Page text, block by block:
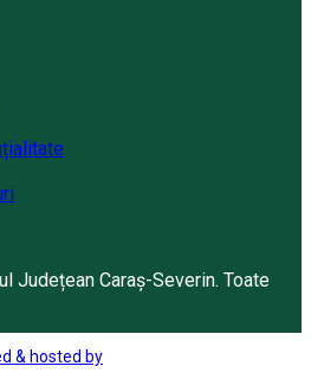
Județean Caraș-Severin. Toate
& hosted by